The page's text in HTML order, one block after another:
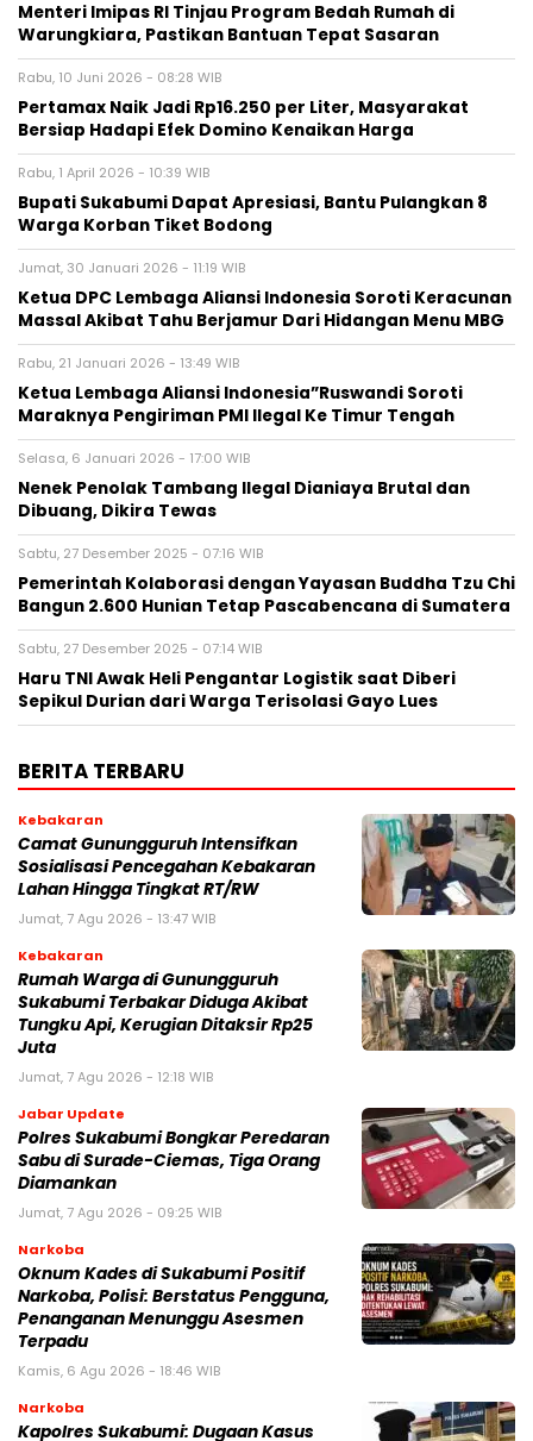
‎Menteri Imipas RI Tinjau Program Bedah Rumah di
Warungkiara, Pastikan Bantuan Tepat Sasaran
Rabu, 10 Juni 2026 - 08:28 WIB
‎Pertamax Naik Jadi Rp16.250 per Liter, Masyarakat
Bersiap Hadapi Efek Domino Kenaikan Harga
Rabu, 1 April 2026 - 10:39 WIB
‎Bupati Sukabumi Dapat Apresiasi, Bantu Pulangkan 8
Warga Korban Tiket Bodong‎
Jumat, 30 Januari 2026 - 11:19 WIB
Ketua DPC Lembaga Aliansi Indonesia Soroti Keracunan
Massal Akibat Tahu Berjamur Dari Hidangan Menu MBG
Rabu, 21 Januari 2026 - 13:49 WIB
Ketua Lembaga Aliansi Indonesia”Ruswandi Soroti
Maraknya Pengiriman PMI Ilegal Ke Timur Tengah
Selasa, 6 Januari 2026 - 17:00 WIB
Nenek Penolak Tambang Ilegal Dianiaya Brutal dan
Dibuang, Dikira Tewas
Sabtu, 27 Desember 2025 - 07:16 WIB
Pemerintah Kolaborasi dengan Yayasan Buddha Tzu Chi
Bangun 2.600 Hunian Tetap Pascabencana di Sumatera
Sabtu, 27 Desember 2025 - 07:14 WIB
Haru TNI Awak Heli Pengantar Logistik saat Diberi
Sepikul Durian dari Warga Terisolasi Gayo Lues
BERITA TERBARU
Kebakaran
‎‎Camat Gunungguruh Intensifkan
Sosialisasi Pencegahan Kebakaran
Lahan Hingga Tingkat RT/RW‎
Jumat, 7 Agu 2026 - 13:47 WIB
Kebakaran
‎Rumah Warga di Gunungguruh
Sukabumi Terbakar Diduga Akibat
Tungku Api, Kerugian Ditaksir Rp25
Juta
Jumat, 7 Agu 2026 - 12:18 WIB
Jabar Update
Polres Sukabumi Bongkar Peredaran
Sabu di Surade-Ciemas, Tiga Orang
Diamankan
Jumat, 7 Agu 2026 - 09:25 WIB
Narkoba
Oknum Kades di Sukabumi Positif
Narkoba, Polisi: Berstatus Pengguna,
Penanganan Menunggu Asesmen
Terpadu
Kamis, 6 Agu 2026 - 18:46 WIB
Narkoba
Kapolres Sukabumi: Dugaan Kasus